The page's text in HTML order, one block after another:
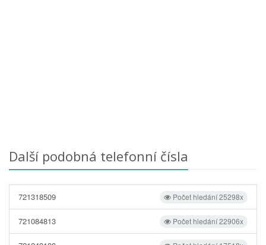
Další podobná telefonní čísla
Počet hledání 25298x
721318509
Počet hledání 22906x
721084813